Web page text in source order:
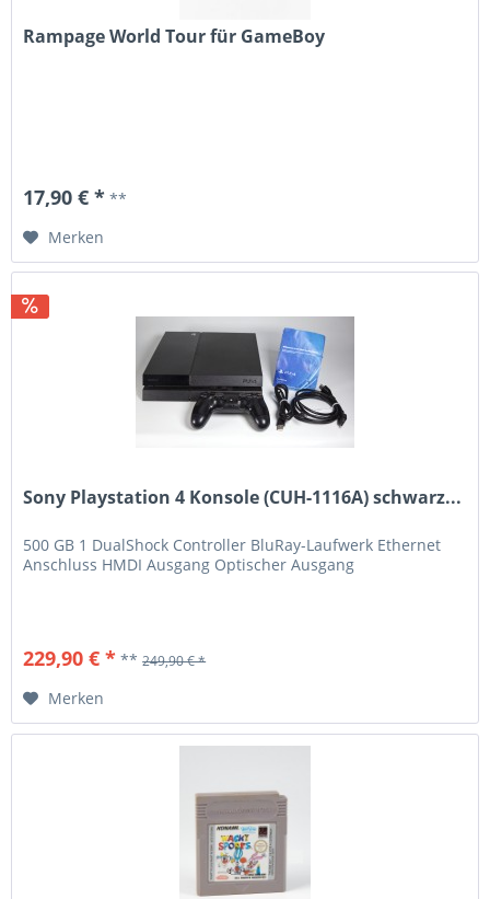
Rampage World Tour für GameBoy
17,90 € * **
Merken
Sony Playstation 4 Konsole (CUH-1116A) schwarz...
500 GB 1 DualShock Controller BluRay-Laufwerk Ethernet
Anschluss HMDI Ausgang Optischer Ausgang
229,90 € * **249,90 € *
Merken